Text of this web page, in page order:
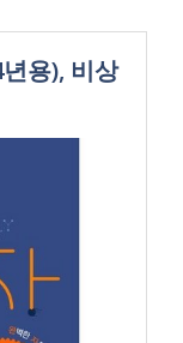
용), 비상